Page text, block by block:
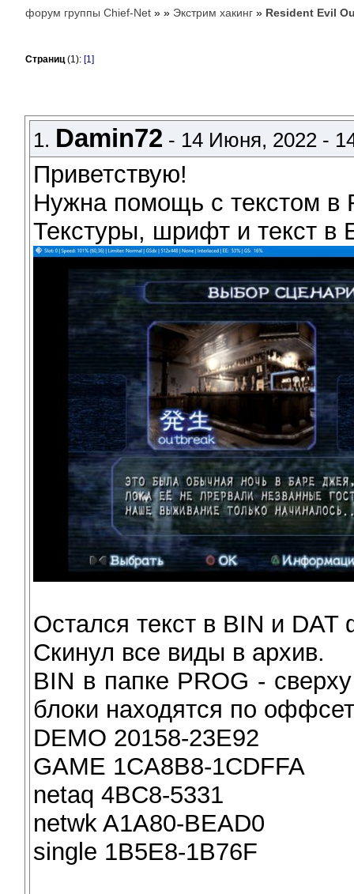
форум группы Chief-Net »» Экстрим хакинг » Resident Evil
Страниц(1): [1]
1. Damin72 - 14 Июня, 2022 -
Приветствую!
Нужна помощь с текстом в
Текстуры, шрифт и текст
Остался текст в BIN и DAT
Скинул все виды в архив.
BIN в папке PROG -
блоки находятся по
DEMO 20158-23E92
GAME 1CA8B8-1CDFFA
netaq 4BC8-5331
netwk A1A80-BEAD0
single 1B5E8-1B76F